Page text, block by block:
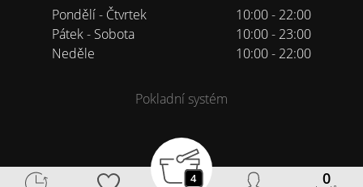
4 0
Pondělí - Čtvrtek
10:00 - 22:00
Pátek - Sobota
10:00 - 23:00
Neděle
10:00 - 22:00
Pokladní systém